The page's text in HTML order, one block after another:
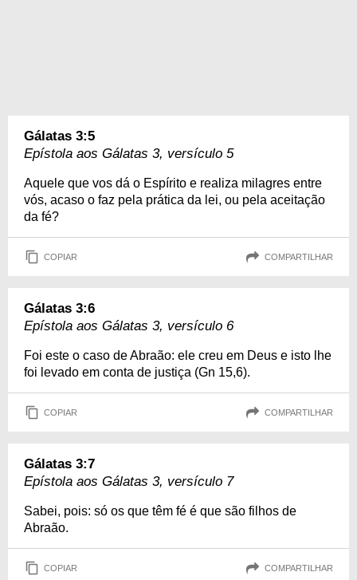
Gálatas 3:5
Epístola aos Gálatas 3, versículo 5
Aquele que vos dá o Espírito e realiza milagres entre
vós, acaso o faz pela prática da lei, ou pela aceitação
da fé?
COPIAR COMPARTILHAR
Gálatas 3:6
Epístola aos Gálatas 3, versículo 6
Foi este o caso de Abraão: ele creu em Deus e isto lhe
foi levado em conta de justiça (Gn 15,6).
COPIAR COMPARTILHAR
Gálatas 3:7
Epístola aos Gálatas 3, versículo 7
Sabei, pois: só os que têm fé é que são filhos de
Abraão.
COPIAR COMPARTILHAR